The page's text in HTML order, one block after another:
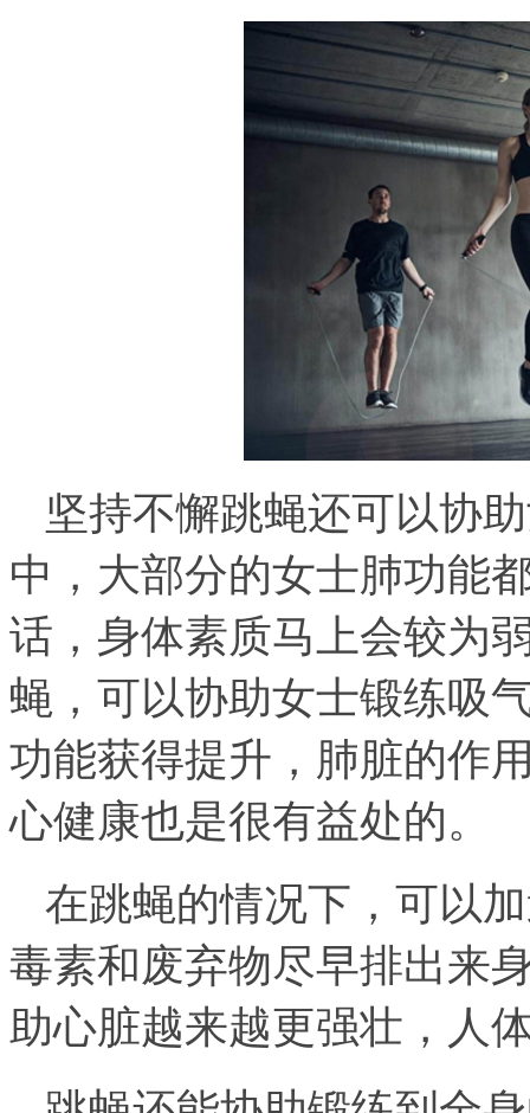
坚持不懈跳蝇还可以协
中，大部分的女士肺功能
话，身体素质马上会较为
蝇，可以协助女士锻练吸
功能获得提升，肺脏的作
心健康也是很有益处的。
在跳蝇的情况下，可以
毒素和废弃物尽早排出来
助心脏越来越更强壮，人